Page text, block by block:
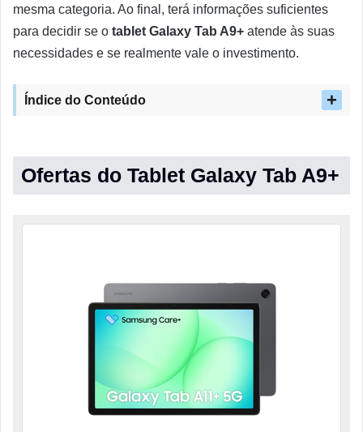
mesma categoria. Ao final, terá informações suficientes
para decidir se o tablet Galaxy Tab A9+ atende às suas
necessidades e se realmente vale o investimento.
Índice do Conteúdo
Ofertas do Tablet Galaxy Tab A9+